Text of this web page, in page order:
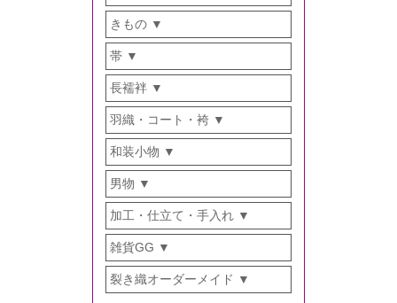
きもの
帯
長襦袢
羽織・コート・袴
和装小物
男物
加工・仕立て・手入れ
雑貨GG
裂き織オーダーメイド